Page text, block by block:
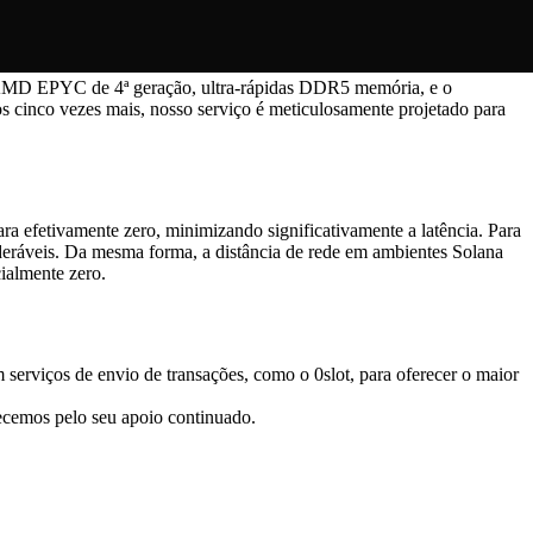
EPYC de 4ª geração, ultra-rápidas DDR5 memória, e o
vezes mais, nosso serviço é meticulosamente projetado para
efetivamente zero, minimizando significativamente a latência. Para
Da mesma forma, a distância de rede em ambientes Solana
zero.
de envio de transações, como o 0slot, para oferecer o maior
pelo seu apoio continuado.